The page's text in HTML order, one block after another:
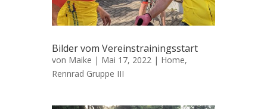
Bilder vom Vereinstrainingsstart
von Maike | Mai 17, 2022 | Home,
Rennrad Gruppe III